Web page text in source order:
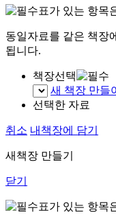
표가 있는 항목
동일자료를 같은 책장
됩니다.
책장선택
새 책장 만들
선택한 자료
취소 내책장에 담기
새책장 만들기
닫기
표가 있는 항목